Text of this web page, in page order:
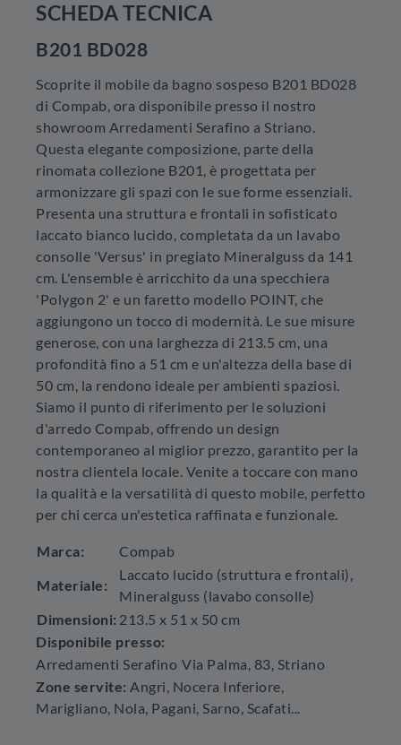
SCHEDA TECNICA
B201 BD028
Scoprite il mobile da bagno sospeso B201 BD028
di Compab, ora disponibile presso il nostro
showroom Arredamenti Serafino a Striano.
Questa elegante composizione, parte della
rinomata collezione B201, è progettata per
armonizzare gli spazi con le sue forme essenziali.
Presenta una struttura e frontali in sofisticato
laccato bianco lucido, completata da un lavabo
consolle 'Versus' in pregiato Mineralguss da 141
cm. L'ensemble è arricchito da una specchiera
'Polygon 2' e un faretto modello POINT, che
aggiungono un tocco di modernità. Le sue misure
generose, con una larghezza di 213.5 cm, una
profondità fino a 51 cm e un'altezza della base di
50 cm, la rendono ideale per ambienti spaziosi.
Siamo il punto di riferimento per le soluzioni
d'arredo Compab, offrendo un design
contemporaneo al miglior prezzo, garantito per la
nostra clientela locale. Venite a toccare con mano
la qualità e la versatilità di questo mobile, perfetto
per chi cerca un'estetica raffinata e funzionale.
Marca:
Compab
Materiale:
Laccato lucido (struttura e frontali),
Mineralguss (lavabo consolle)
Dimensioni: 213.5 x 51 x 50 cm
Disponibile presso:
Arredamenti Serafino Via Palma, 83, Striano
Zone servite: Angri, Nocera Inferiore,
Marigliano, Nola, Pagani, Sarno, Scafati...